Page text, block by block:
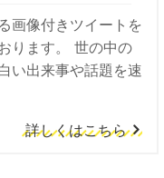
画像付きツイートを
ります。 世の中の
い出来事や話題を速
詳しくはこちら